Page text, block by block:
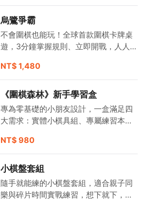
烏鷺爭霸
不會圍棋也能玩！全球首款圍棋卡牌桌
遊，3分鐘掌握規則、立即開戰，人人都
NT$ 1,480
《圍棋森林》新手學習盒
專為零基礎的小朋友設計，一盒滿足四
大需求：實體小棋具組、專屬練習本，
實體教室上課券。透過趣味互動，打造
溫馨的家庭共讀與「手談」時光！
NT$ 980
小棋盤套組
隨手就能練的小棋盤套組，適合親子同
樂與碎片時間實戰練習，想下就下，隨